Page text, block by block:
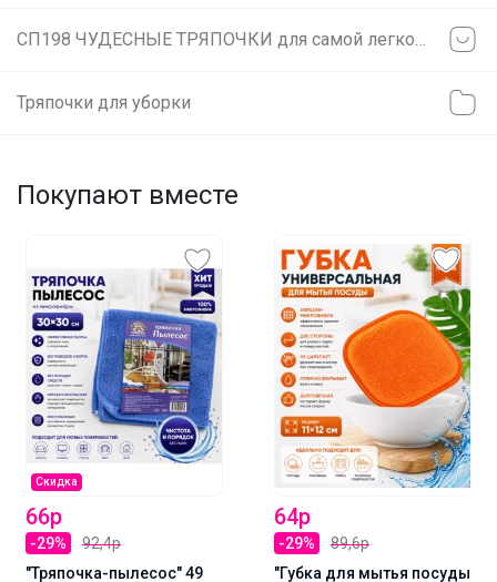
Тряпочки для уборки
Покупают вместе
Скидка
66р
-29%
92,4р
"Тряпочка-пылесос" 49
64р
-29%
89,6р
"Губка для мытья посуды